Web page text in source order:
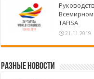
Всемирном
TAFISA
21.11.2019
Разные новости